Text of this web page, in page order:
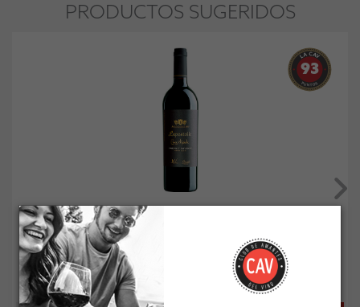
PRODUCTOS SUGERIDOS
93
Lapostolle Cuvee Alexandre Cabernet Sauvignon 2023